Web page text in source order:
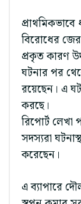
প্রাথমিকভাবে
বিরোধের
প্রকৃত কারণ
ঘটনার পর
রয়েছেন। এ
করছে।
রিপোর্ট লেখা
সদস্যরা
করেছেন।
এ ব্যাপারে